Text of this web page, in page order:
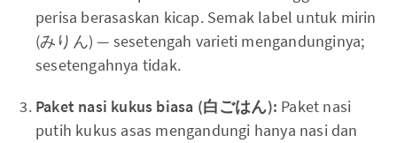
perisa berasaskan kicap. Semak label untuk mirin
(みりん) — sesetengah varieti mengandunginya;
sesetengahnya tidak.
Paket nasi kukus biasa (白ごはん): Paket nasi
putih kukus asas mengandungi hanya nasi dan